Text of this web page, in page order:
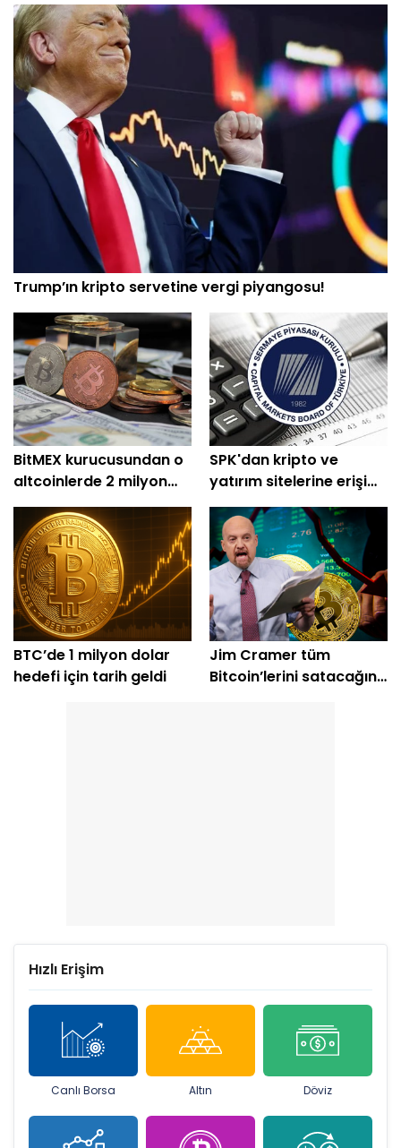
Trump’ın kripto servetine vergi piyangosu!
BitMEX kurucusundan o
altcoinlerde 2 milyon
dolarlık alım
SPK'dan kripto ve
yatırım sitelerine erişim
engeli
BTC’de 1 milyon dolar
hedefi için tarih geldi
Jim Cramer tüm
Bitcoin’lerini satacağını
Hızlı Erişim
Canlı Borsa Altın Döviz